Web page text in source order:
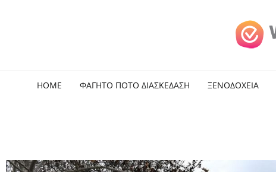
HOME ΦΑΓΗΤΟ ΠΟΤΟ ΔΙΑΣΚΕΔΑΣΗ ΞΕΝΟΔΟΧΕΙΑ